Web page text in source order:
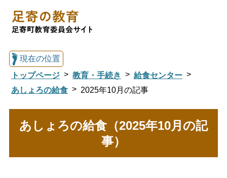
足寄の教育トップ
現在の位置
トップページ
教育・手続き
給食センター
あしょろの給食
2025年10月の記事
あしょろの給食（2025年10月の記
事）